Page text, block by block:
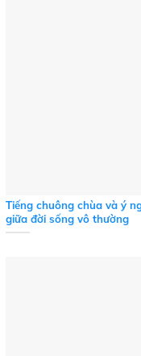
Tiếng chuông chùa và ý
giữa đời sống vô thường